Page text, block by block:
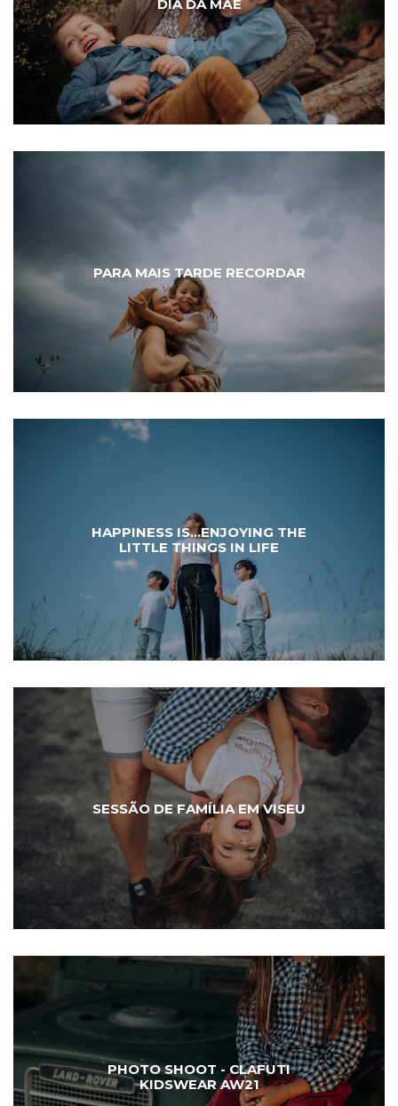
DIA DA MÃE
PARA MAIS TARDE RECORDAR
HAPPINESS IS...ENJOYING THE
LITTLE THINGS IN LIFE
SESSÃO DE FAMÍLIA EM VISEU
PHOTO SHOOT - CLAFUTI
KIDSWEAR AW21